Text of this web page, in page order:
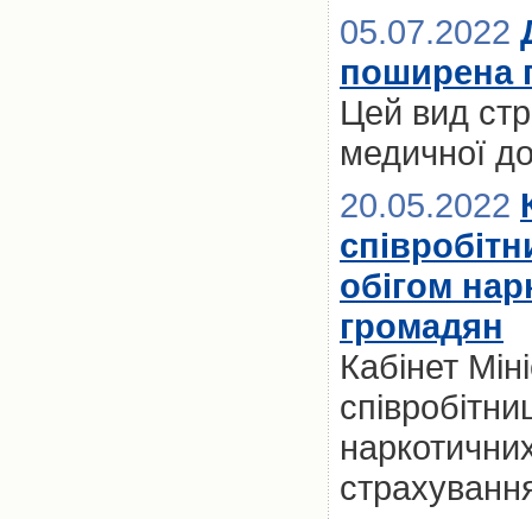
05.07.2022
поширена
Цей вид
медичної
20.05.2022
обігом
громадян
Кабінет